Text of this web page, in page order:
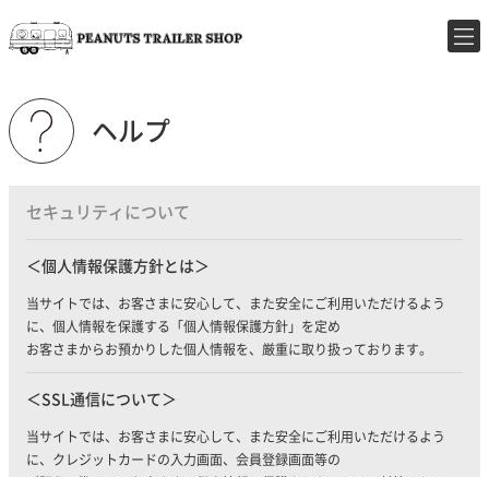
ヘルプ
セキュリティについて
個人情報保護方針とは
当サイトでは、お客さまに安心して、また安全にご利用いただけるよう
に、個人情報を保護する「 個人情報保護方針 」を定め
お客さまからお預かりした個人情報を、厳重に取り扱っております。
SSL通信について
当サイトでは、お客さまに安心して、また安全にご利用いただけるよう
に、クレジットカードの入力画面、会員登録画面等の